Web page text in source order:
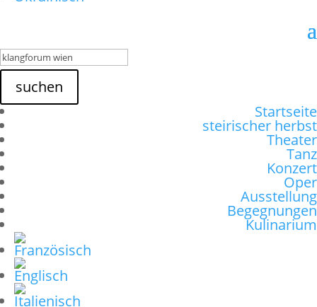
suchen
Startseite
steirischer herbst
Theater
Tanz
Konzert
Oper
Ausstellung
Begegnungen
Kulinarium